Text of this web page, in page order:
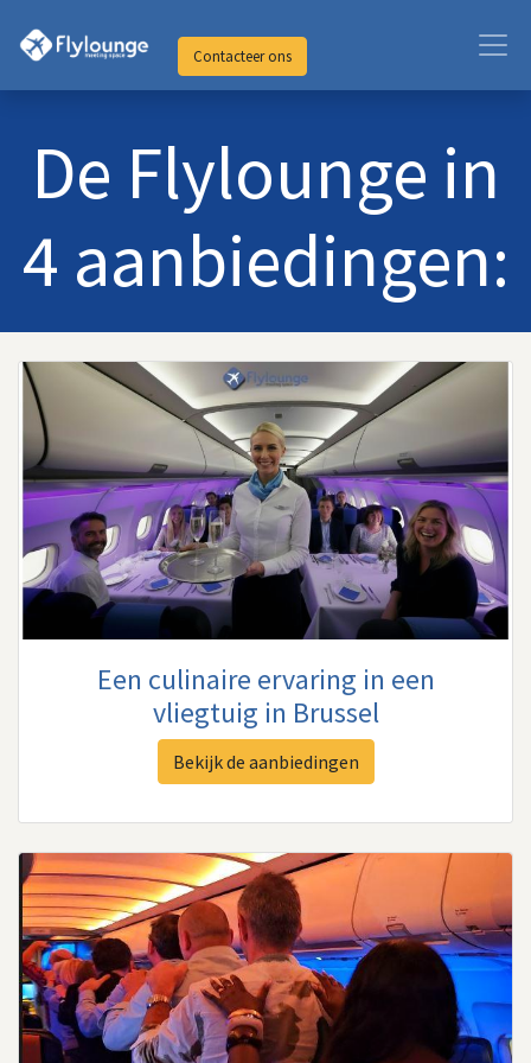
Contacteer ons
De Flylounge in
4 aanbiedingen:
Een culinaire ervaring in een
vliegtuig in Brussel​
Bekijk de aanbiedingen